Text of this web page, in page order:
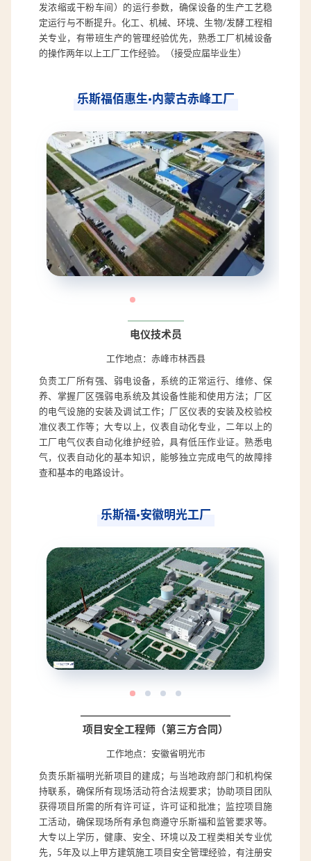
发浓缩或干粉车间）的运行参数，确保设备的生产工艺稳
定运行与不断提升。化工、机械、环境、生物/发酵工程相
关专业，有带班生产的管理经验优先，熟悉工厂机械设备
的操作两年以上工厂工作经验。（接受应届毕业生）
乐斯福佰惠生·内蒙古赤峰工厂
电仪技术员
工作地点：赤峰市林西县
负责工厂所有强、弱电设备，系统的正常运行、维修、保
养、掌握厂区强弱电系统及其设备性能和使用方法；厂区
的电气设施的安装及调试工作；厂区仪表的安装及校验校
准仪表工作等；大专以上，仪表自动化专业，二年以上的
工厂电气仪表自动化维护经验，具有低压作业证。熟悉电
气，仪表自动化的基本知识，能够独立完成电气的故障排
查和基本的电路设计。
乐斯福·安徽明光工厂
项目安全工程师（第三方合同）
工作地点：安徽省明光市
负责乐斯福明光新项目的建成；与当地政府部门和机构保
持联系，确保所有现场活动符合法规要求；协助项目团队
获得项目所需的所有许可证，许可证和批准；监控项目施
工活动，确保现场所有承包商遵守乐斯福和监管要求等。
大专以上学历，健康、安全、环境以及工程类相关专业优
先，5年及以上甲方建筑施工项目安全管理经验，有注册安